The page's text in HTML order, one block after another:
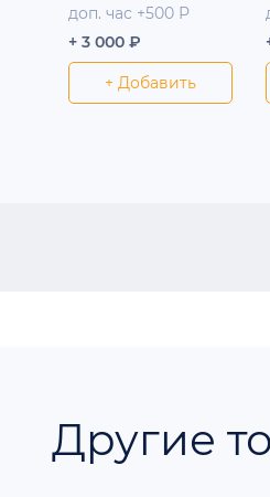
доп. час +500 Р
+ 3 000 ₽
+ Добавить
Другие